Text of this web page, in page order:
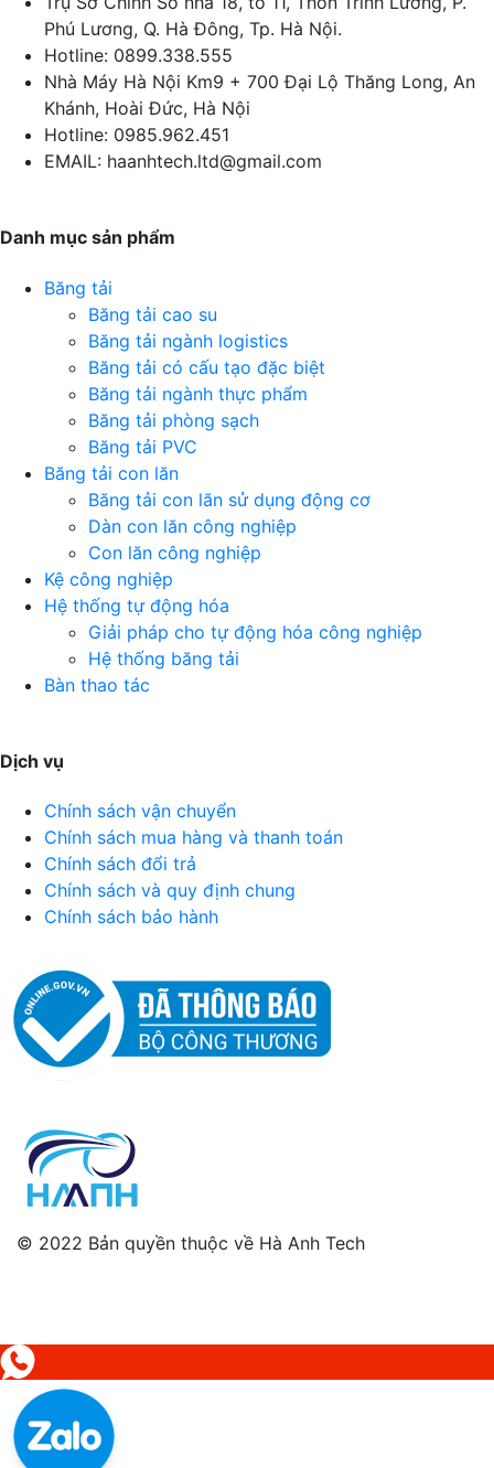
Phú Lương, Q. Hà Đông, Tp. Hà Nội.
Hotline: 0899.338.555
Nhà Máy Hà Nội Km9 + 700 Đại Lộ Thăng Long, An
Khánh, Hoài Đức, Hà Nội
Hotline: 0985.962.451
EMAIL: haanhtech.ltd@gmail.com
Danh mục sản phẩm
Băng tải
Băng tải cao su
Băng tải ngành logistics
Băng tải có cấu tạo đặc biệt
Băng tải ngành thực phẩm
Băng tải phòng sạch
Băng tải PVC
Băng tải con lăn
Băng tải con lăn sử dụng động cơ
Dàn con lăn công nghiệp
Con lăn công nghiệp
Kệ công nghiệp
Hệ thống tự động hóa
Giải pháp cho tự động hóa công nghiệp
Hệ thống băng tải
Bàn thao tác
Dịch vụ
Chính sách vận chuyển
Chính sách mua hàng và thanh toán
Chính sách đổi trả
Chính sách và quy định chung
Chính sách bảo hành
© 2022 Bản quyền thuộc về Hà Anh Tech